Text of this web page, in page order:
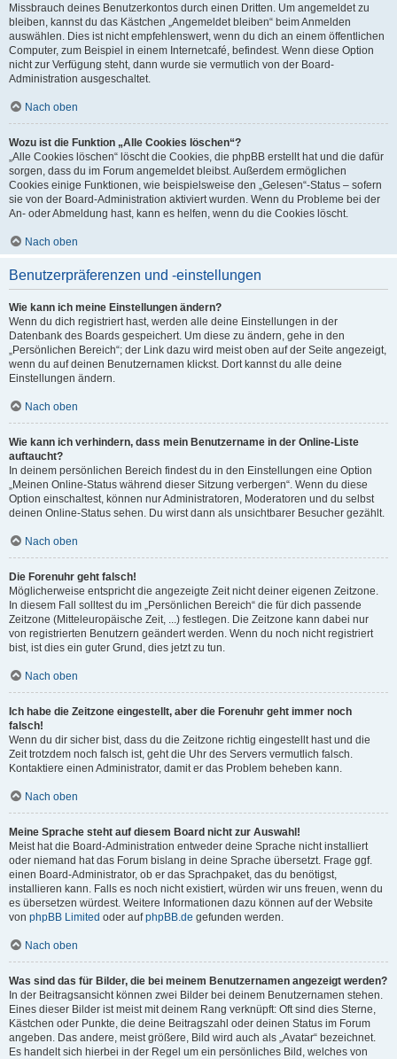
Missbrauch deines Benutzerkontos durch einen Dritten. Um angemeldet zu
bleiben, kannst du das Kästchen „Angemeldet bleiben“ beim Anmelden
auswählen. Dies ist nicht empfehlenswert, wenn du dich an einem öffentlichen
Computer, zum Beispiel in einem Internetcafé, befindest. Wenn diese Option
nicht zur Verfügung steht, dann wurde sie vermutlich von der Board-
Administration ausgeschaltet.
Nach oben
Wozu ist die Funktion „Alle Cookies löschen“?
„Alle Cookies löschen“ löscht die Cookies, die phpBB erstellt hat und die dafür
sorgen, dass du im Forum angemeldet bleibst. Außerdem ermöglichen
Cookies einige Funktionen, wie beispielsweise den „Gelesen“-Status – sofern
sie von der Board-Administration aktiviert wurden. Wenn du Probleme bei der
An- oder Abmeldung hast, kann es helfen, wenn du die Cookies löscht.
Nach oben
Benutzerpräferenzen und -einstellungen
Wie kann ich meine Einstellungen ändern?
Wenn du dich registriert hast, werden alle deine Einstellungen in der
Datenbank des Boards gespeichert. Um diese zu ändern, gehe in den
„Persönlichen Bereich“; der Link dazu wird meist oben auf der Seite angezeigt,
wenn du auf deinen Benutzernamen klickst. Dort kannst du alle deine
Einstellungen ändern.
Nach oben
Wie kann ich verhindern, dass mein Benutzername in der Online-Liste
auftaucht?
In deinem persönlichen Bereich findest du in den Einstellungen eine Option
„Meinen Online-Status während dieser Sitzung verbergen“. Wenn du diese
Option einschaltest, können nur Administratoren, Moderatoren und du selbst
deinen Online-Status sehen. Du wirst dann als unsichtbarer Besucher gezählt.
Nach oben
Die Forenuhr geht falsch!
Möglicherweise entspricht die angezeigte Zeit nicht deiner eigenen Zeitzone.
In diesem Fall solltest du im „Persönlichen Bereich“ die für dich passende
Zeitzone (Mitteleuropäische Zeit, ...) festlegen. Die Zeitzone kann dabei nur
von registrierten Benutzern geändert werden. Wenn du noch nicht registriert
bist, ist dies ein guter Grund, dies jetzt zu tun.
Nach oben
Ich habe die Zeitzone eingestellt, aber die Forenuhr geht immer noch
falsch!
Wenn du dir sicher bist, dass du die Zeitzone richtig eingestellt hast und die
Zeit trotzdem noch falsch ist, geht die Uhr des Servers vermutlich falsch.
Kontaktiere einen Administrator, damit er das Problem beheben kann.
Nach oben
Meine Sprache steht auf diesem Board nicht zur Auswahl!
Meist hat die Board-Administration entweder deine Sprache nicht installiert
oder niemand hat das Forum bislang in deine Sprache übersetzt. Frage ggf.
einen Board-Administrator, ob er das Sprachpaket, das du benötigst,
installieren kann. Falls es noch nicht existiert, würden wir uns freuen, wenn du
es übersetzen würdest. Weitere Informationen dazu können auf der Website
von phpBB Limited oder aufphpBB.de gefunden werden.
Nach oben
Was sind das für Bilder, die bei meinem Benutzernamen angezeigt werden?
In der Beitragsansicht können zwei Bilder bei deinem Benutzernamen stehen.
Eines dieser Bilder ist meist mit deinem Rang verknüpft: Oft sind dies Sterne,
Kästchen oder Punkte, die deine Beitragszahl oder deinen Status im Forum
angeben. Das andere, meist größere, Bild wird auch als „Avatar“ bezeichnet.
Es handelt sich hierbei in der Regel um ein persönliches Bild, welches von